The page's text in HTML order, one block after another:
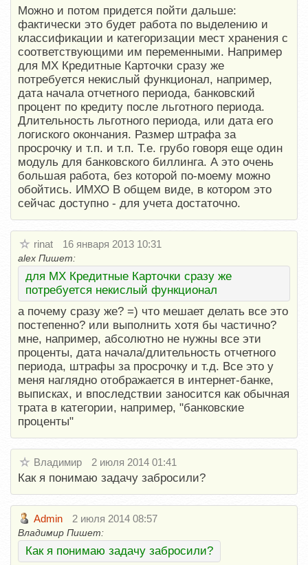
Можно и потом придется пойти дальше:
фактически это будет работа по выделению и
классификации и категоризации мест хранения с
соответствующими им переменными. Например
для МХ Кредитные Карточки сразу же
потребуется некислый функционал, например,
дата начала отчетного периода, банковский
процент по кредиту после льготного периода.
Длительность льготного периода, или дата его
логиского окончания. Размер штрафа за
просрочку и т.п. и т.п. Т.е. грубо говоря еще один
модуль для банковского биллинга. А это очень
большая работа, без которой по-моему можно
обойтись. ИМХО В общем виде, в котором это
сейчас доступно - для учета достаточно.
rinat 16 января 2013 10:31
alex Пишет:
для МХ Кредитные Карточки сразу же
потребуется некислый функционал
а почему сразу же? =) что мешает делать все это
постепенно? или выполнить хотя бы частично?
мне, например, абсолютно не нужны все эти
проценты, дата начала/длительность отчетного
периода, штрафы за просрочку и т.д. Все это у
меня наглядно отображается в интернет-банке,
выписках, и впоследствии заносится как обычная
трата в категории, например, "банковские
проценты"
Владимир 2 июля 2014 01:41
Как я понимаю задачу забросили?
Admin 2 июля 2014 08:57
Владимир Пишет:
Как я понимаю задачу забросили?